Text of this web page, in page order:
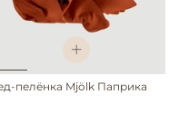
пелёнка Mjölk Паприка